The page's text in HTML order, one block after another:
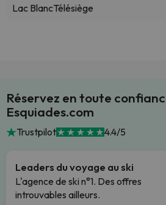
Lac BlancTélésiège
Réservez en toute
Esquiades.com
Trustpilot 4.4/5
Leaders du voyage au ski
L'agence de ski n°1. Des offres
introuvables ailleurs.